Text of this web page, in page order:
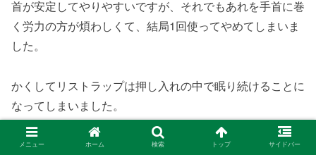
首が安定してやりやすいですが、それでもあれを手首に巻
く労力の方が煩わしくて、結局1回使ってやめてしまいま
した。
かくしてリストラップは押し入れの中で眠り続けることに
なってしまいました。
勿体ない買い物をしました。
メニュー ホーム 検索 トップ サイドバー